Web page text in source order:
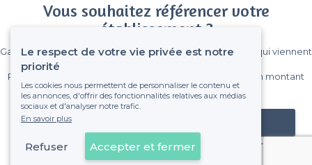
Vous souhaitez référencer votre
établissement ?
Gagnez de nombreux clients parmi le million de visiteurs qui viennent
Pas de commissions et sans engagement, vous payez un montant
fixe sans risque de voir déraper la facture.
Référencer mon établissement
Déjà client
Le respect de votre vie privée est notre
priorité
Les cookies nous permettent de personnaliser le contenu et
les annonces, d'offrir des fonctionnalités relatives aux médias
sociaux et d'analyser notre trafic.
En savoir plus
Refuser Accepter et fermer